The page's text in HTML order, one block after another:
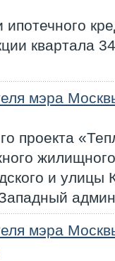
квартала
мэра
проекта
и улицы
мэра